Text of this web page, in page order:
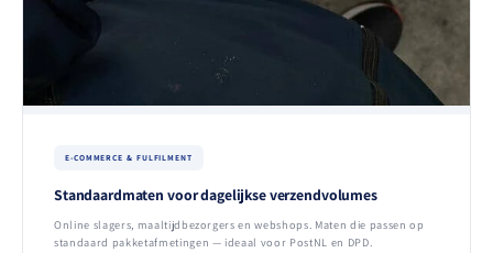
E-COMMERCE & FULFILMENT
Standaardmaten voor dagelijkse verzendvolumes
Online slagers, maaltijdbezorgers en webshops. Maten die passen op
standaard pakketafmetingen — ideaal voor PostNL en DPD.